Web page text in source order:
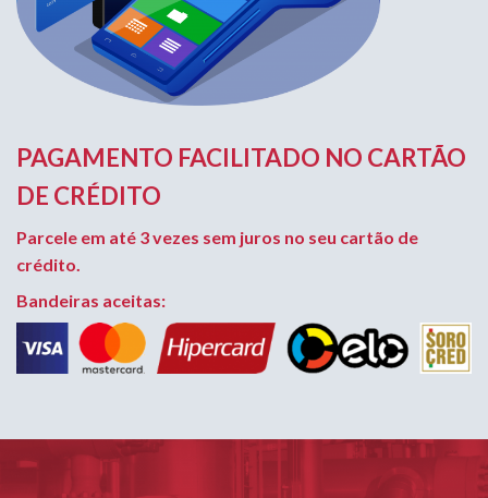
PAGAMENTO FACILITADO NO CARTÃO
DE CRÉDITO
Parcele em até 3 vezes sem juros no seu cartão de
crédito.
Bandeiras aceitas: